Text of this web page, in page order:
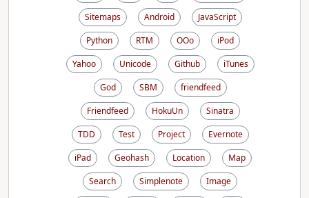
Sitemaps
Android
JavaScript
Python
RTM OOo
iPod
Yahoo
Unicode Github
iTunes
God
SBM
friendfeed
Friendfeed
HokuUn
Sinatra
TDD
Test Project
Evernote
iPad
Geohash Location
Map
Search
Simplenote
Image